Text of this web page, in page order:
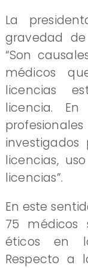
La
gravedad
“Son
médicos
licencias
licencia.
licencias,
licencias”.
En este
75 médicos
éticos en
Respecto a